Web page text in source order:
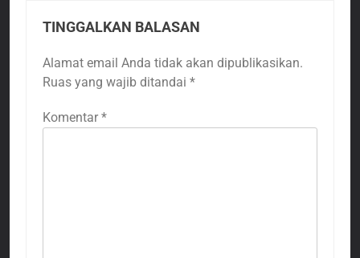
TINGGALKAN BALASAN
Alamat email Anda tidak akan dipublikasikan.
Ruas yang wajib ditandai *
Komentar *